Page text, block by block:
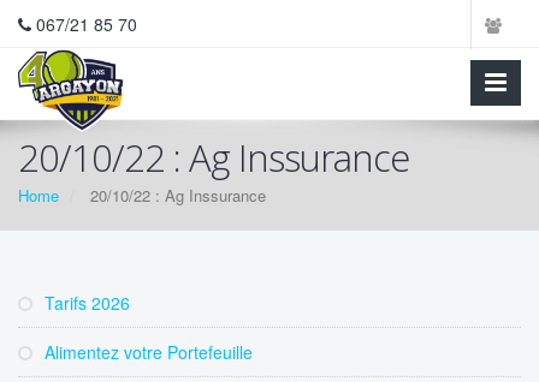
067/21 85 70
20/10/22 : Ag Inssurance
Home 20/10/22 : Ag Inssurance
Tarifs 2026
Alimentez votre Portefeuille